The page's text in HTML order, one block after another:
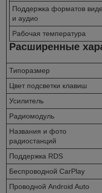
Поддержка форматов
и аудио
Рабочая температура
Расширенные
Типоразмер
Цвет подсветки клавиш
Усилитель
Радиомодуль
Названия и фото
радиостанций
Поддержка RDS
Беспроводной CarPlay
Проводной Android Auto